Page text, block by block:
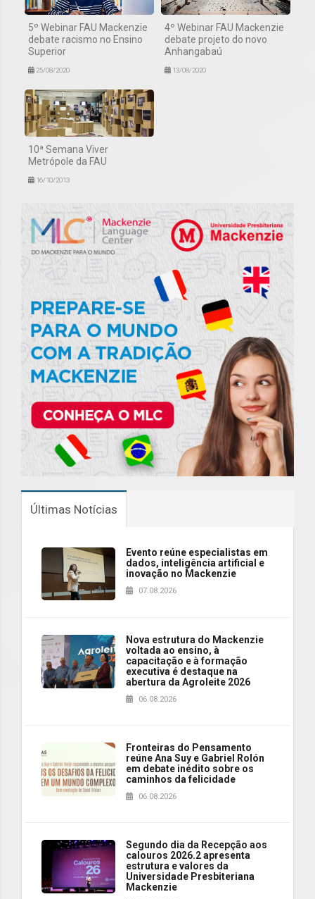
5º Webinar FAU Mackenzie
debate racismo no Ensino
Superior
25/08/2020
4º Webinar FAU Mackenzie
debate projeto do novo
Anhangabaú
13/08/2020
10ª Semana Viver
Metrópole da FAU
16/10/2013
Últimas Notícias
Evento reúne especialistas em
dados, inteligência artificial e
inovação no Mackenzie
07.08.2026
Nova estrutura do Mackenzie
voltada ao ensino, à
capacitação e à formação
executiva é destaque na
abertura da Agroleite 2026
06.08.2026
Fronteiras do Pensamento
reúne Ana Suy e Gabriel Rolón
em debate inédito sobre os
caminhos da felicidade
06.08.2026
Segundo dia da Recepção aos
calouros 2026.2 apresenta
estrutura e valores da
Universidade Presbiteriana
Mackenzie